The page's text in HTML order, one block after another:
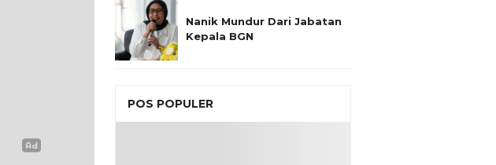
Nanik Mundur Dari Jabatan
Kepala BGN
POS POPULER